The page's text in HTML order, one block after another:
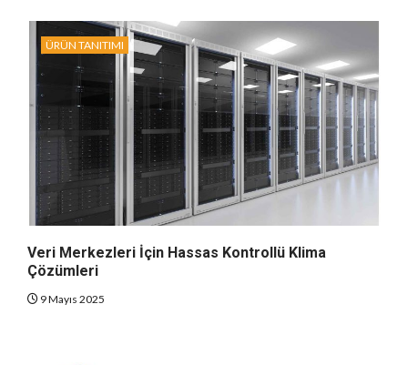
ÜRÜN TANITIMI
Veri Merkezleri İçin Hassas Kontrollü Klima
Çözümleri
9 Mayıs 2025